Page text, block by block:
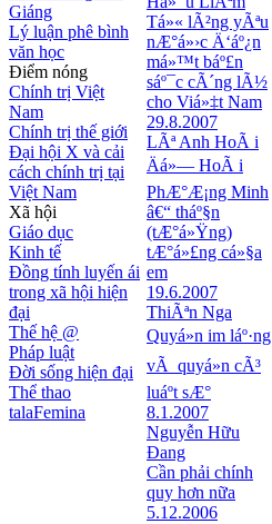
Giáng
Lý luận phê bình
văn học
Điểm nóng
Chính trị Việt
Nam
Chính trị thế giới
Đại hội X và cải
cách chính trị tại
Việt Nam
Xã hội
Giáo dục
Kinh tế
Đồng tính luyến ái
trong xã hội hiện
đại
Thế hệ @
Pháp luật
Đời sống hiện đại
Thể thao
talaFemina
Tá»« lÃ²ng yÃªu
nÆ°á»›c Ä‘áº¿n
má»™t báº£n
sáº¯c cÃ´ng lÃ½
cho Viá»‡t Nam
29.8.2007
LÃª Anh HoÃ i
Äá»— HoÃ i
PhÆ°Æ¡ng Minh
â€“ tháº§n
(tÆ°á»Ÿng)
tÆ°á»£ng cá»§a
em
19.6.2007
ThiÃªn Nga
Quyá»n im láº·ng
vÃ quyá»n cÃ³
luáº­t sÆ°
8.1.2007
Nguyễn Hữu
Đang
Cần phải chính
quy hơn nữa
5.12.2006